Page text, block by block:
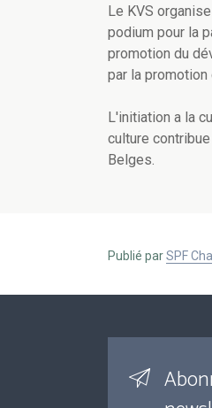
Le KVS
podium pour la
promotion du
par la
L'initiation a la
culture
Belges.
Publié parSPF